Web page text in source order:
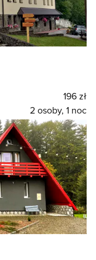
196 zł
2 osoby, 1 noc